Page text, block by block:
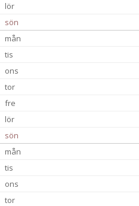
lör
sön
mån
tis
ons
tor
fre
lör
sön
mån
tis
ons
tor